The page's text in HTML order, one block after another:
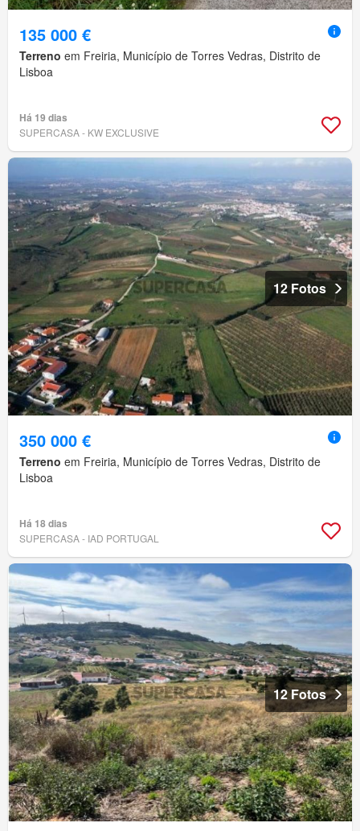
135 000 €
Terreno em Freiria, Município de Torres Vedras, Distrito de
Lisboa
Há 19 dias
SUPERCASA - KW EXCLUSIVE
12 Fotos
350 000 €
Terreno em Freiria, Município de Torres Vedras, Distrito de
Lisboa
Há 18 dias
SUPERCASA - IAD PORTUGAL
12 Fotos